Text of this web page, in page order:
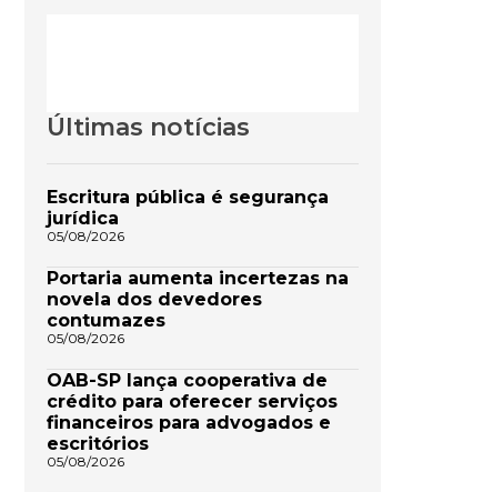
Últimas notícias
Escritura pública é segurança
jurídica
05/08/2026
Portaria aumenta incertezas na
novela dos devedores
contumazes
05/08/2026
OAB-SP lança cooperativa de
crédito para oferecer serviços
financeiros para advogados e
escritórios
05/08/2026